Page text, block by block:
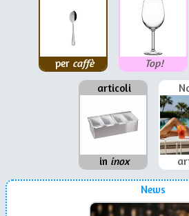
per caffè Top!
articoli
in inox
News